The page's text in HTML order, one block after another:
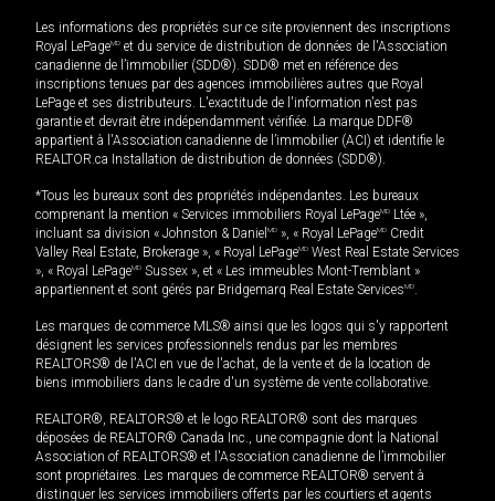
Les informations des propriétés sur ce site proviennent des inscriptions
Royal LePageMD et du service de distribution de données de l'Association
canadienne de l’immobilier (SDD®). SDD® met en référence des
inscriptions tenues par des agences immobilières autres que Royal
LePage et ses distributeurs. L'exactitude de l'information n'est pas
garantie et devrait être indépendamment vérifiée. La marque DDF®
appartient à l'Association canadienne de l’immobilier (ACI) et identifie le
REALTOR.ca Installation de distribution de données (SDD®).
*Tous les bureaux sont des propriétés indépendantes. Les bureaux
comprenant la mention « Services immobiliers Royal LePageMD Ltée »,
incluant sa division « Johnston & Daniel MD », « Royal LePageMD Credit
Valley Real Estate, Brokerage », « Royal LePageMD West Real Estate Services
», « Royal LePageMD Sussex », et « Les immeubles Mont-Tremblant »
appartiennent et sont gérés par Bridgemarq Real Estate ServicesMD.
Les marques de commerce MLS® ainsi que les logos qui s'y rapportent
désignent les services professionnels rendus par les membres
REALTORS® de l'ACI en vue de l'achat, de la vente et de la location de
biens immobiliers dans le cadre d'un système de vente collaborative.
REALTOR®, REALTORS® et le logo REALTOR® sont des marques
déposées de REALTOR® Canada Inc., une compagnie dont la National
Association of REALTORS® et l'Association canadienne de l’immobilier
sont propriétaires. Les marques de commerce REALTOR® servent à
distinguer les services immobiliers offerts par les courtiers et agents